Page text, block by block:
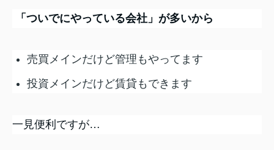
「ついでにやっている会社」が多いから
売買メインだけど管理もやってます
投資メインだけど賃貸もできます
一見便利ですが…